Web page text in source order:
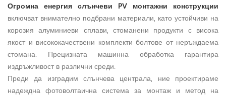
Огромна енергия слънчеви PV монтажни конструкции
включват внимателно подбрани материали, като устойчиви на
корозия алуминиеви сплави, стоманени продукти с висока
якост и висококачествени комплекти болтове от неръждаема
стомана. Прецизната машинна обработка гарантира
издръжливост в различни среди.
Преди да изградим слънчева централа, ние проектираме
надеждна фотоволтаична система за монтаж и метод на